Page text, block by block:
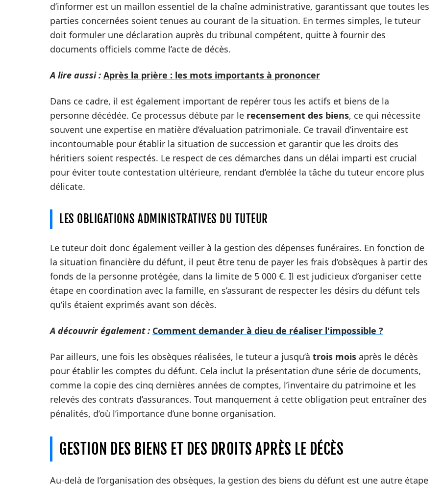
d’informer est un maillon essentiel de la chaîne administrative, garantissant que toutes les
parties concernées soient tenues au courant de la situation. En termes simples, le tuteur
doit formuler une déclaration auprès du tribunal compétent, quitte à fournir des
documents officiels comme l’acte de décès.
A lire aussi : Après la prière : les mots importants à prononcer
Dans ce cadre, il est également important de repérer tous les actifs et biens de la
personne décédée. Ce processus débute par le recensement des biens, ce qui nécessite
souvent une expertise en matière d’évaluation patrimoniale. Ce travail d’inventaire est
incontournable pour établir la situation de succession et garantir que les droits des
héritiers soient respectés. Le respect de ces démarches dans un délai imparti est crucial
pour éviter toute contestation ultérieure, rendant d’emblée la tâche du tuteur encore plus
délicate.
LES OBLIGATIONS ADMINISTRATIVES DU TUTEUR
Le tuteur doit donc également veiller à la gestion des dépenses funéraires. En fonction de
la situation financière du défunt, il peut être tenu de payer les frais d’obsèques à partir des
fonds de la personne protégée, dans la limite de 5 000 €. Il est judicieux d’organiser cette
étape en coordination avec la famille, en s’assurant de respecter les désirs du défunt tels
qu’ils étaient exprimés avant son décès.
A découvrir également : Comment demander à dieu de réaliser l'impossible ?
Par ailleurs, une fois les obsèques réalisées, le tuteur a jusqu’à trois mois après le décès
pour établir les comptes du défunt. Cela inclut la présentation d’une série de documents,
comme la copie des cinq dernières années de comptes, l’inventaire du patrimoine et les
relevés des contrats d’assurances. Tout manquement à cette obligation peut entraîner des
pénalités, d’où l’importance d’une bonne organisation.
GESTION DES BIENS ET DES DROITS APRÈS LE DÉCÈS
Au-delà de l’organisation des obsèques, la gestion des biens du défunt est une autre étape